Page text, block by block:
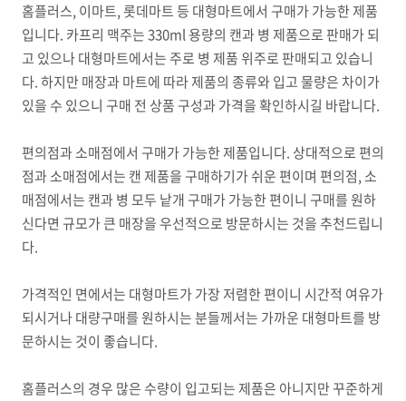
홈플러스, 이마트, 롯데마트 등 대형마트에서 구매가 가능한 제품
입니다. 카프리 맥주는 330ml 용량의 캔과 병 제품으로 판매가 되
고 있으나 대형마트에서는 주로 병 제품 위주로 판매되고 있습니
다. 하지만 매장과 마트에 따라 제품의 종류와 입고 물량은 차이가
있을 수 있으니 구매 전 상품 구성과 가격을 확인하시길 바랍니다.
편의점과 소매점에서 구매가 가능한 제품입니다. 상대적으로 편의
점과 소매점에서는 캔 제품을 구매하기가 쉬운 편이며 편의점, 소
매점에서는 캔과 병 모두 낱개 구매가 가능한 편이니 구매를 원하
신다면 규모가 큰 매장을 우선적으로 방문하시는 것을 추천드립니
다.
가격적인 면에서는 대형마트가 가장 저렴한 편이니 시간적 여유가
되시거나 대량구매를 원하시는 분들께서는 가까운 대형마트를 방
문하시는 것이 좋습니다.
홈플러스의 경우 많은 수량이 입고되는 제품은 아니지만 꾸준하게